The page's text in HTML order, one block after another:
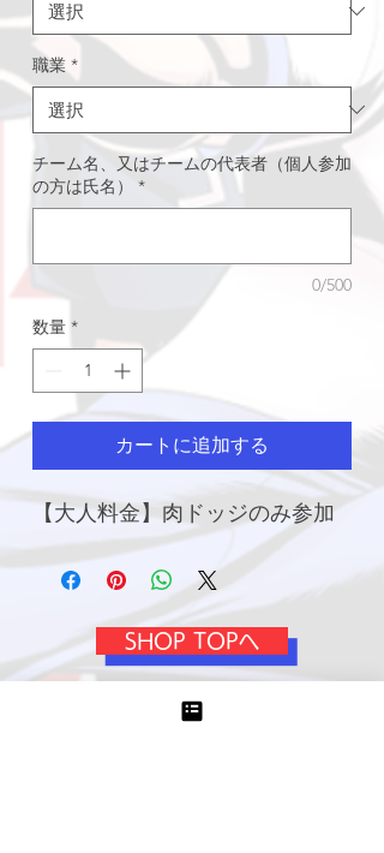
職業 *
チーム名、又はチームの代表者（個人参加
の方は氏名）
*
0/500
数量 *
カートに追加する
【大人料金】肉ドッジのみ参加
SHOP TOPへ